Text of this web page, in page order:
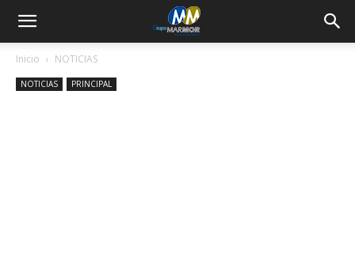
Inicio NOTICIAS
NOTICIAS PRINCIPAL